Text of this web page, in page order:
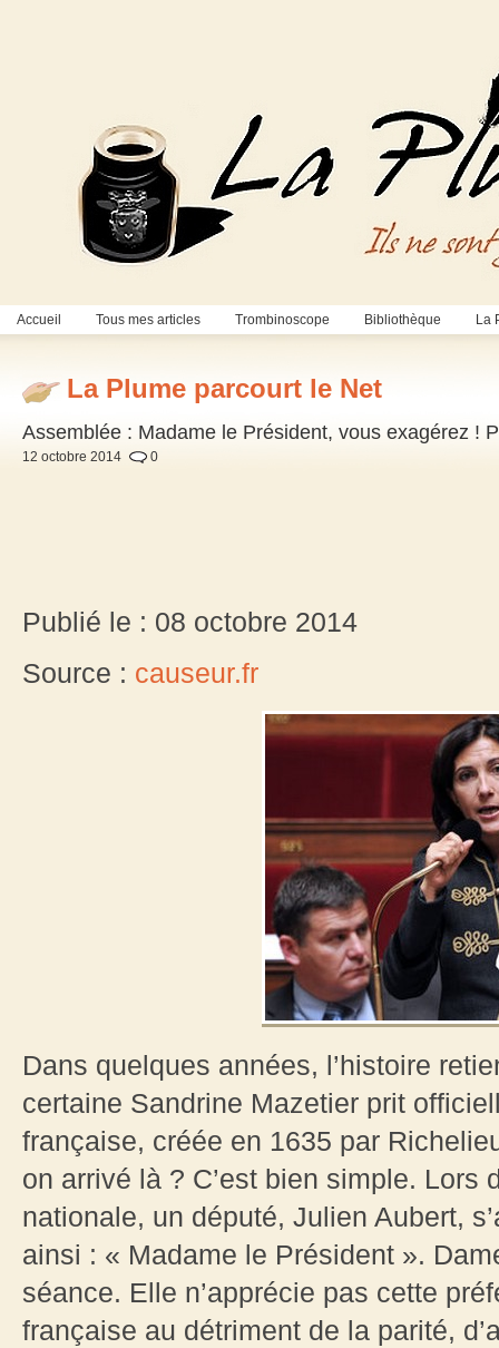
Accueil Tous mes articles Trombinoscope Bibliothèque La
La Plume parcourt le Net
Assemblée : Madame le Président, vous exagérez !
12 octobre 2014 0
Publié le : 08 octobre 2014
Source : causeur.fr
Dans quelques années, l’histoire
certaine Sandrine Mazetier prit
française, créée en 1635 par
on arrivé là ? C’est bien simple. Lors
nationale, un député, Julien Aubert,
ainsi : « Madame le Président ».
séance. Elle n’apprécie pas cette
française au détriment de la parité,